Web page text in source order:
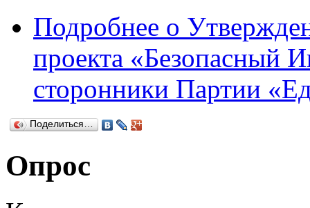
Подробнее о
проекта «Безопасный
сторонники Партии
Поделиться…
Опрос